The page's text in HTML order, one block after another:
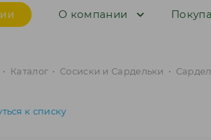
О компании
• Каталог • Сосиски и Сардельки •
к списку